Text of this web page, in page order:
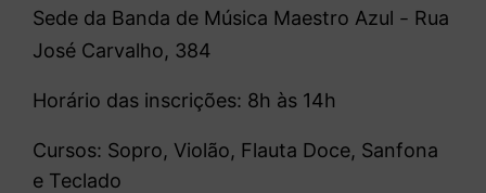
Sede da Banda de Música Maestro Azul – Rua
José Carvalho, 384
Horário das inscrições: 8h às 14h
Cursos: Sopro, Violão, Flauta Doce, Sanfona
e Teclado